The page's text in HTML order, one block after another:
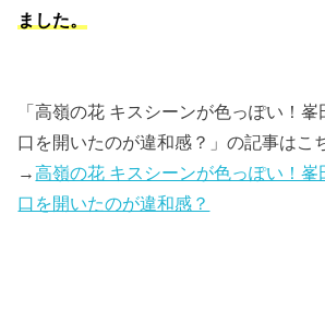
ました。
「高嶺の花 キスシーンが色っぽい！
口を開いたのが違和感？」の記事はこ
→高嶺の花 キスシーンが色っぽい！峯
口を開いたのが違和感？